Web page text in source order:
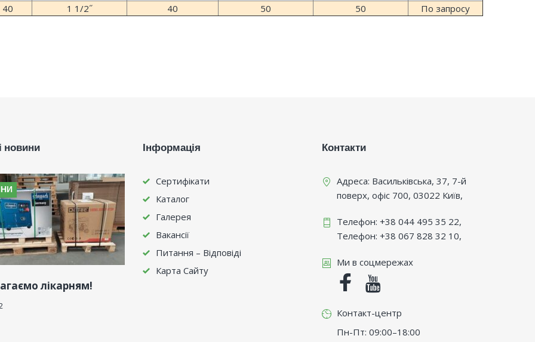
40
1 1/2˝ 40 50 50 По запросу
новини
лікарням!
Інформація
Сертифікати
Каталог
Галерея
Вакансії
Питання – Відповіді
Карта Сайту
Контакти
Адреса: Васильківська, 37, 7-й
поверх, офіс 700, 03022 Київ,
Телефон: +38 044 495 35 22,
Телефон: +38 067 828 32 10,
Ми в соцмережах
Facebook
Контакт-центр
Пн-Пт: 09:00–18:00